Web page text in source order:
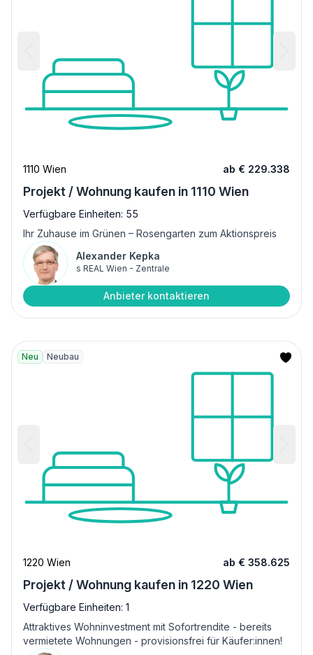
1110 Wien ab € 229.338
Projekt / Wohnung kaufen in 1110 Wien
Verfügbare Einheiten: 55
Ihr Zuhause im Grünen – Rosengarten zum Aktionspreis
Alexander Kepka
s REAL Wien - Zentrale
Anbieter kontaktieren
Neu Neubau
1220 Wien ab € 358.625
Projekt / Wohnung kaufen in 1220 Wien
Verfügbare Einheiten: 1
Attraktives Wohninvestment mit Sofortrendite - bereits
vermietete Wohnungen - provisionsfrei für Käufer:innen!